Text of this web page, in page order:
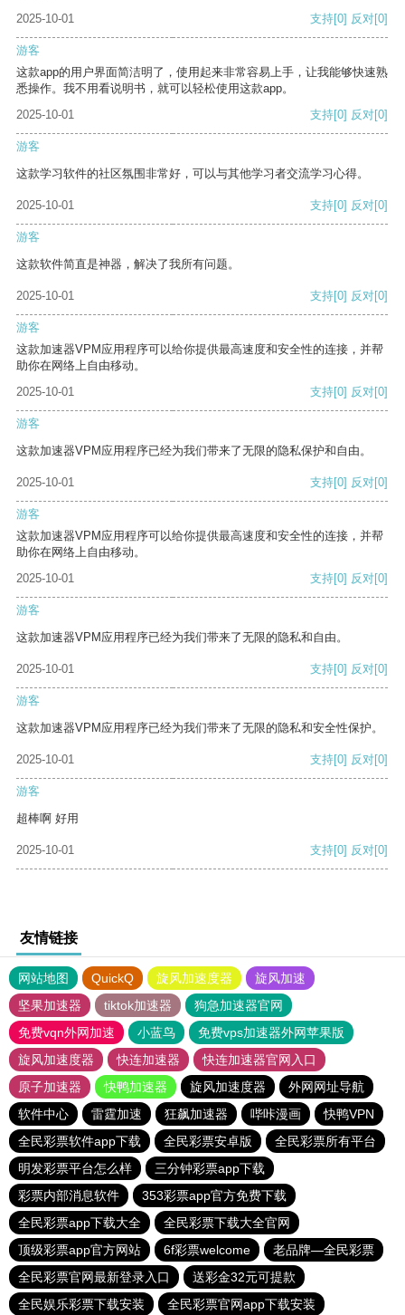
2025-10-01
支持[0] 反对[0]
游客
这款app的用户界面简洁明了，使用起来非常容易上手，让我能够快速熟
悉操作。我不用看说明书，就可以轻松使用这款app。
2025-10-01
支持[0] 反对[0]
游客
这款学习软件的社区氛围非常好，可以与其他学习者交流学习心得。
2025-10-01 支持[0] 反对[0]
游客
这款软件简直是神器，解决了我所有问题。
2025-10-01 支持[0] 反对[0]
游客
这款加速器VPM应用程序可以给你提供最高速度和安全性的连接，并帮
助你在网络上自由移动。
2025-10-01
支持[0] 反对[0]
游客
这款加速器VPM应用程序已经为我们带来了无限的隐私保护和自由。
2025-10-01 支持[0] 反对[0]
游客
这款加速器VPM应用程序可以给你提供最高速度和安全性的连接，并帮
助你在网络上自由移动。
2025-10-01
支持[0] 反对[0]
游客
这款加速器VPM应用程序已经为我们带来了无限的隐私和自由。
2025-10-01 支持[0] 反对[0]
游客
这款加速器VPM应用程序已经为我们带来了无限的隐私和安全性保护。
2025-10-01 支持[0] 反对[0]
游客
超棒啊 好用
2025-10-01 支持[0] 反对[0]
友情链接
网站地图 QuickQ 旋风加速度器
旋风加速
坚果加速器
tiktok加速器
狗急加速器官网
免费vqn外网加速
小蓝鸟
免费vps加速器外网苹果版
旋风加速度器
快连加速器
快连加速器官网入口
原子加速器
快鸭加速器 旋风加速度器
外网网址导航
软件中心
雷霆加速 狂飙加速器 哔咔漫画
快鸭VPN
全民彩票软件app下载
全民彩票安卓版
全民彩票所有平台
明发彩票平台怎么样
三分钟彩票app下载
彩票内部消息软件
353彩票app官方免费下载
全民彩票app下载大全
全民彩票下载大全官网
顶级彩票app官方网站
6f彩票welcome
老品牌—全民彩票
全民彩票官网最新登录入口
送彩金32元可提款
全民娱乐彩票下载安装
全民彩票官网app下载安装